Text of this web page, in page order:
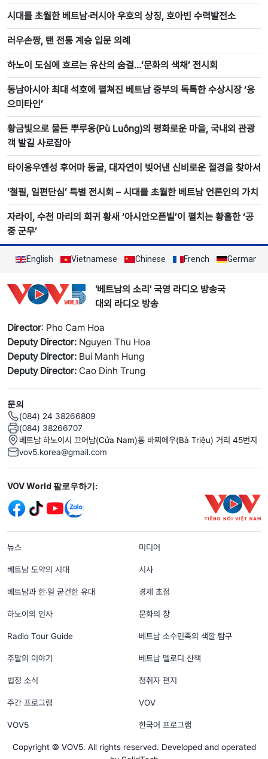
시대를 초월한 베트남·러시아 우호의 상징, 호아빈 수력발전소
러우손짱, 탠 전통 계승 입문 의례
하노이 도심에 흐르는 유산의 숨결…‘문화의 색채’ 전시회
동남아시아 최대 석호에 펼쳐진 베트남 중부의 독특한 수상시장 ‘응
으미타인’
황금빛으로 물든 뿌루옹(Pù Luông)의 평화로운 마을, 국내외 관광
객 발길 사로잡아
타이응우옌성 후어마 동굴, 대자연이 빚어낸 신비로운 절경을 찾아서
‘철필, 일편단심’ 특별 전시회 – 시대를 초월한 베트남 언론인의 가치
자라이, 수천 마리의 희귀 황새 ‘아시안오픈빌’이 펼치는 황홀한 ‘공
중 군무’
English Vietnamese Chinese French German
'베트남의 소리' 국영 라디오 방송국
대외 라디오 방송
Director: Pho Cam Hoa
Deputy Director: Nguyen Thu Hoa
Deputy Director: Bui Manh Hung
Deputy Director: Cao Dinh Trung
문의
(084) 24 38266809
(084) 38266707
베트남 하노이시 끄어남(Cửa Nam)동 바찌에우(Bà Triệu) 거리 45번지
vov5.korea@gmail.com
Mạng xã hội
VOV World 팔로우하기:
menu footer tiếng Hàn
뉴스 미디어
베트남 도약의 시대 시사
베트남과 한‧일 굳건한 유대 경제 초점
하노이의 인사 문화의 창
Radio Tour Guide 베트남 소수민족의 색깔 탐구
주말의 이야기 베트남 멜로디 산책
법정 소식 청취자 편지
주간 프로그램 VOV
VOV5 한국어 프로그램
Copyright © VOV5. All rights reserved. Developed and operated